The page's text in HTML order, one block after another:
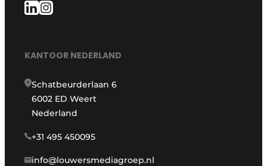
KANTOOR NEDERLAND
Schatbeurderlaan 6
6002 ED Weert
Nederland
+31 495 450095
info@louwersmediagroep.nl